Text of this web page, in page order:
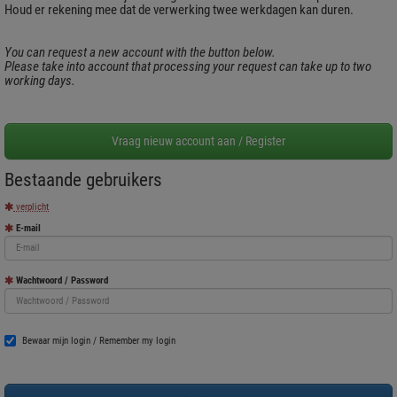
Houd er rekening mee dat de verwerking twee werkdagen kan duren.
You can request a new account with the button below.
Please take into account that processing your request can take up to two
working days.
Bestaande gebruikers
verplicht
E-mail
Wachtwoord / Password
Bewaar mijn login / Remember my login